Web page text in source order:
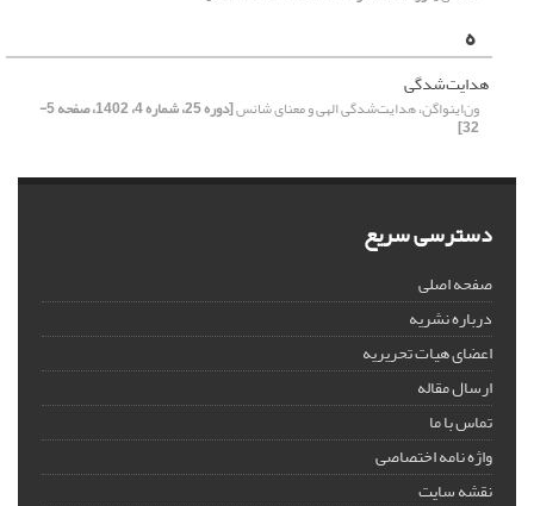
ه
هدایت‌شدگی
ون‌اینواگن، هدایت‌شدگی الهی و معنای شانس [دوره 25، شماره 4، 1402، صفحه 5-
32]
دسترسی سریع
صفحه اصلی
درباره نشریه
اعضای هیات تحریریه
ارسال مقاله
تماس با ما
واژه نامه اختصاصی
نقشه سایت